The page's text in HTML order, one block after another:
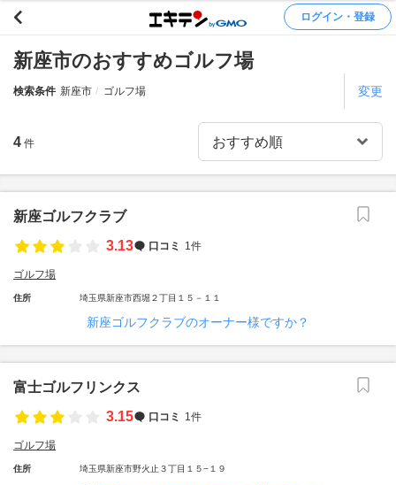
ログイン・登録
新座市のおすすめゴルフ場
検索条件 新座市 ゴルフ場 変更
4 件
新座ゴルフクラブ
3.13
口コミ 1件
ゴルフ場
住所 埼玉県新座市西堀２丁目１５－１１
新座ゴルフクラブのオーナー様ですか？
富士ゴルフリンクス
3.15
口コミ 1件
ゴルフ場
住所 埼玉県新座市野火止３丁目１５−１９